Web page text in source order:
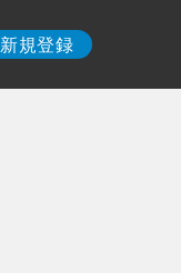
新規登録